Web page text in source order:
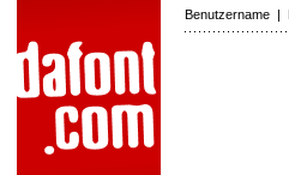
Benutzername |